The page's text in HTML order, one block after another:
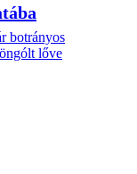
botrányos
lőve